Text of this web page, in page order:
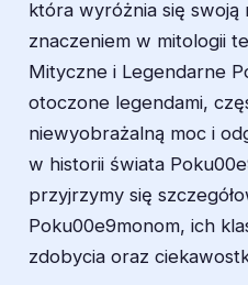
która wyróżnia się swoją
znaczeniem w mitologii
Mityczne i Legendarne
otoczone legendami,
niewyobrażalną moc i
w historii świata
przyjrzymy się
Poku00e9monom, ich
zdobycia oraz